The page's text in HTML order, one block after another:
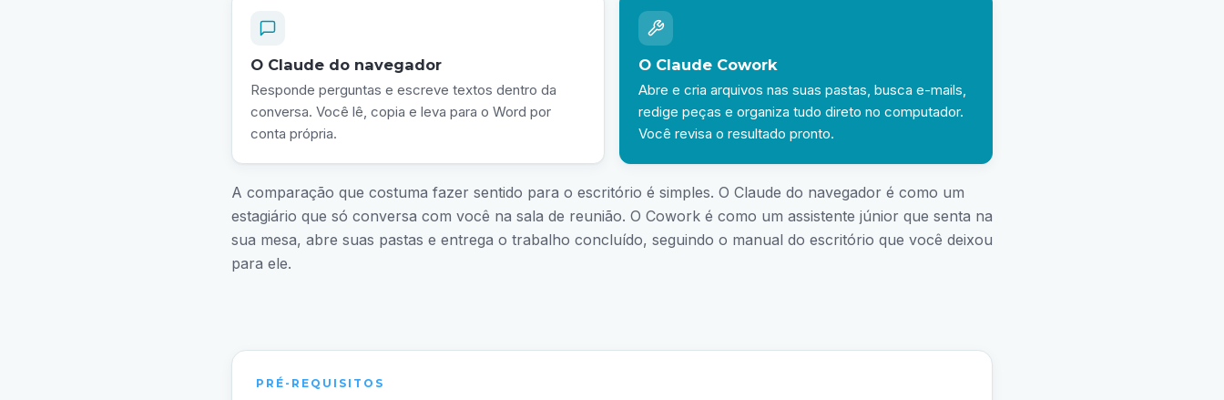
O Claude do navegador
Responde perguntas e escreve textos dentro da
conversa. Você lê, copia e leva para o Word por
conta própria.
O Claude Cowork
Abre e cria arquivos nas suas pastas, busca e-mails,
redige peças e organiza tudo direto no computador.
Você revisa o resultado pronto.
A comparação que costuma fazer sentido para o escritório é simples. O Claude do navegador é como um
estagiário que só conversa com você na sala de reunião. O Cowork é como um assistente júnior que senta na
sua mesa, abre suas pastas e entrega o trabalho concluído, seguindo o manual do escritório que você deixou
para ele.
PRÉ-REQUISITOS